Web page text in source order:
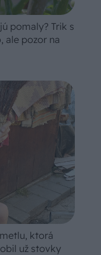
pomaly? Trik s
ale pozor na
ktorá
už stovky